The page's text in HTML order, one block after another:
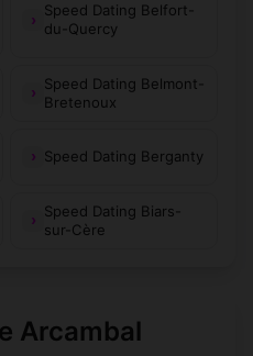
Speed Dating Belfort-
du-Quercy
Speed Dating Belmont-
Bretenoux
Speed Dating Berganty
Speed Dating Biars-
sur-Cère
Arcambal